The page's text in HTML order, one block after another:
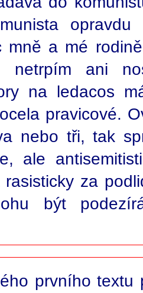
mně a mé
netrpím ani
na ledacos
pravicové.
nebo tři, tak
ale
rasisticky za
být
prvního textu